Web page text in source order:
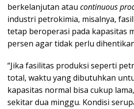
berkelanjutan atau continuous
industri petrokimia, misalnya,
tetap beroperasi pada kapasitas
persen agar tidak perlu
“Jika fasilitas produksi seperti
total, waktu yang dibutuhkan
kapasitas normal bisa cukup
sekitar dua minggu. Kondisi